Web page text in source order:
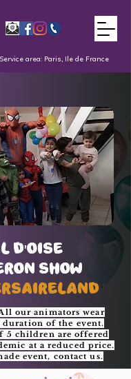
area: Paris, Ile de France
d'oise
Show
d'oise
Show
our animators wear
duration of the event.
5 children are offered
at a reduced price.
event, contact us.